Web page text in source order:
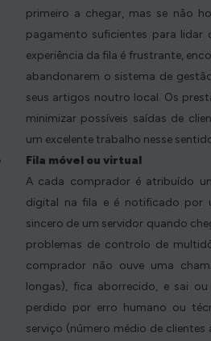
primeiro a chegar, mas se não
pagamento suficientes para lidar
experiência da fila é frustrante,
abandonarem o sistema de
seus artigos noutro local. Os
minimizar possíveis saídas de
um excelente trabalho nesse
Fila móvel ou virtual
A cada comprador é atribuído
digital na fila e é notificado por
sincero de um servidor quando
problemas de controlo de
comprador não ouve uma
longas), fica aborrecido, e sai
perdido por erro humano ou
serviço (número médio de